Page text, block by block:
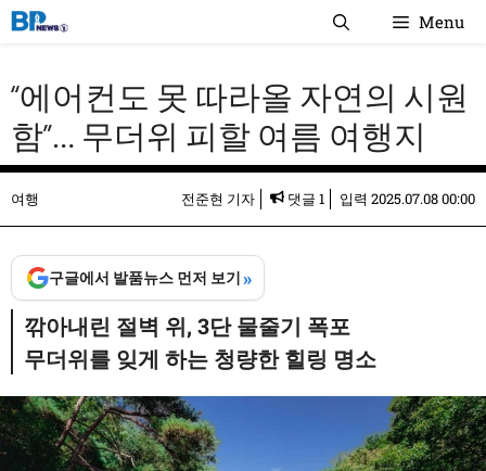
컨
텐
로
건
너
뛰
기
Menu
“에어컨도 못 따라올 자연의 시원
함”… 무더위 피할 여름 여행지
여행 전준현 기자 댓글 1 입력 2025.07.08 00:00
구글에서 발품뉴스 먼저 보기»
깎아내린 절벽 위, 3단 물줄기 폭포
무더위를 잊게 하는 청량한 힐링 명소